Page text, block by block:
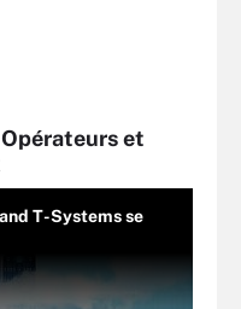
et
T-Systems se